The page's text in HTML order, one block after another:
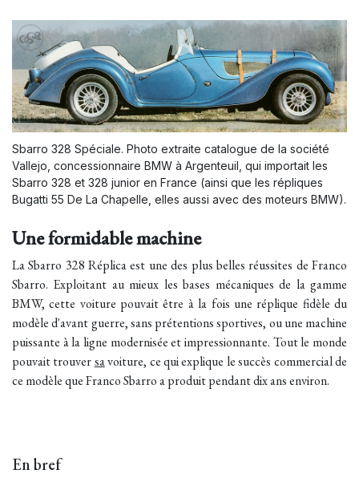
Sbarro 328 Spéciale. Photo extraite catalogue de la société
Vallejo, concessionnaire BMW à Argenteuil, qui importait les
Sbarro 328 et 328 junior en France (ainsi que les répliques
Bugatti 55 De La Chapelle, elles aussi avec des moteurs BMW).
Une formidable machine
La Sbarro 328 Réplica est une des plus belles réussites de Franco
Sbarro. Exploitant au mieux les bases mécaniques de la gamme
BMW, cette voiture pouvait être à la fois une réplique fidèle du
modèle d'avant guerre, sans prétentions sportives, ou une machine
puissante à la ligne modernisée et impressionnante. Tout le monde
pouvait trouversavoiture, ce qui explique le succès commercial de
ce modèle que Franco Sbarro a produit pendant dix ans environ.
En bref